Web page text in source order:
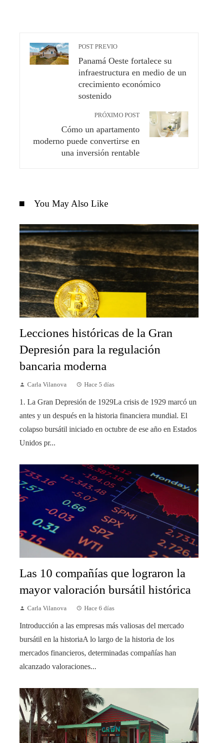
POST PREVIO
Panamá Oeste fortalece su
infraestructura en medio de un
crecimiento económico
sostenido
PRÓXIMO POST
Cómo un apartamento
moderno puede convertirse en
una inversión rentable
You May Also Like
Lecciones históricas de la Gran
Depresión para la regulación
bancaria moderna
Carla Vilanova Hace 5 días
1. La Gran Depresión de 1929La crisis de 1929 marcó un
antes y un después en la historia financiera mundial. El
colapso bursátil iniciado en octubre de ese año en Estados
Unidos pr...
Las 10 compañías que lograron la
mayor valoración bursátil histórica
Carla Vilanova Hace 6 días
Introducción a las empresas más valiosas del mercado
bursátil en la historiaA lo largo de la historia de los
mercados financieros, determinadas compañías han
alcanzado valoraciones...